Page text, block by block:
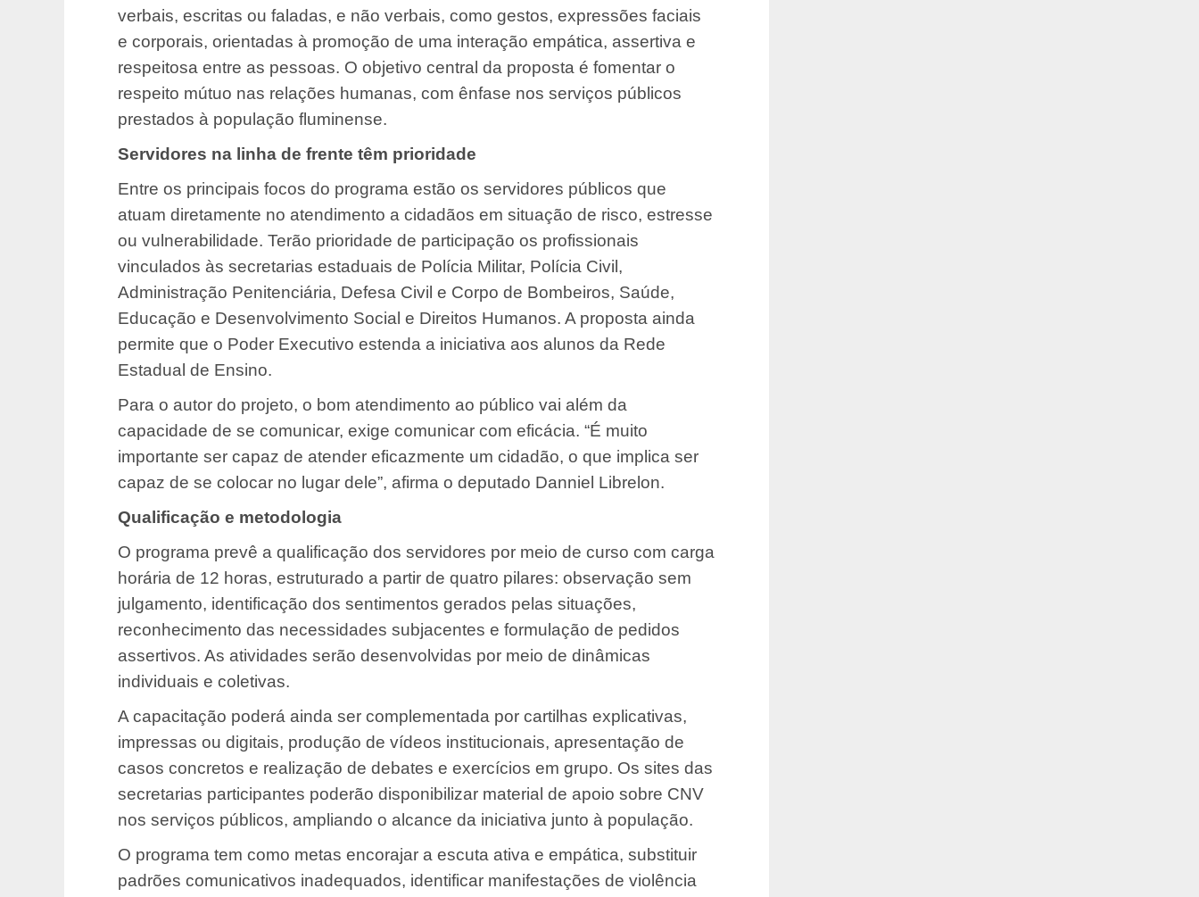
verbais, escritas ou faladas, e não verbais, como gestos, expressões faciais
e corporais, orientadas à promoção de uma interação empática, assertiva e
respeitosa entre as pessoas. O objetivo central da proposta é fomentar o
respeito mútuo nas relações humanas, com ênfase nos serviços públicos
prestados à população fluminense.
Servidores na linha de frente têm prioridade
Entre os principais focos do programa estão os servidores públicos que
atuam diretamente no atendimento a cidadãos em situação de risco, estresse
ou vulnerabilidade. Terão prioridade de participação os profissionais
vinculados às secretarias estaduais de Polícia Militar, Polícia Civil,
Administração Penitenciária, Defesa Civil e Corpo de Bombeiros, Saúde,
Educação e Desenvolvimento Social e Direitos Humanos. A proposta ainda
permite que o Poder Executivo estenda a iniciativa aos alunos da Rede
Estadual de Ensino.
Para o autor do projeto, o bom atendimento ao público vai além da
capacidade de se comunicar, exige comunicar com eficácia. “É muito
importante ser capaz de atender eficazmente um cidadão, o que implica ser
capaz de se colocar no lugar dele”, afirma o deputado Danniel Librelon.
Qualificação e metodologia
O programa prevê a qualificação dos servidores por meio de curso com carga
horária de 12 horas, estruturado a partir de quatro pilares: observação sem
julgamento, identificação dos sentimentos gerados pelas situações,
reconhecimento das necessidades subjacentes e formulação de pedidos
assertivos. As atividades serão desenvolvidas por meio de dinâmicas
individuais e coletivas.
A capacitação poderá ainda ser complementada por cartilhas explicativas,
impressas ou digitais, produção de vídeos institucionais, apresentação de
casos concretos e realização de debates e exercícios em grupo. Os sites das
secretarias participantes poderão disponibilizar material de apoio sobre CNV
nos serviços públicos, ampliando o alcance da iniciativa junto à população.
O programa tem como metas encorajar a escuta ativa e empática, substituir
padrões comunicativos inadequados, identificar manifestações de violência